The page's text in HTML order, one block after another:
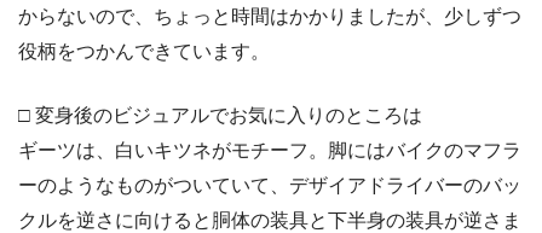
からないので、ちょっと時間はかかりましたが、少しずつ
役柄をつかんできています。
□ 変身後のビジュアルでお気に入りのところは
ギーツは、白いキツネがモチーフ。脚にはバイクのマフラ
ーのようなものがついていて、デザイアドライバーのバッ
クルを逆さに向けると胴体の装具と下半身の装具が逆さま